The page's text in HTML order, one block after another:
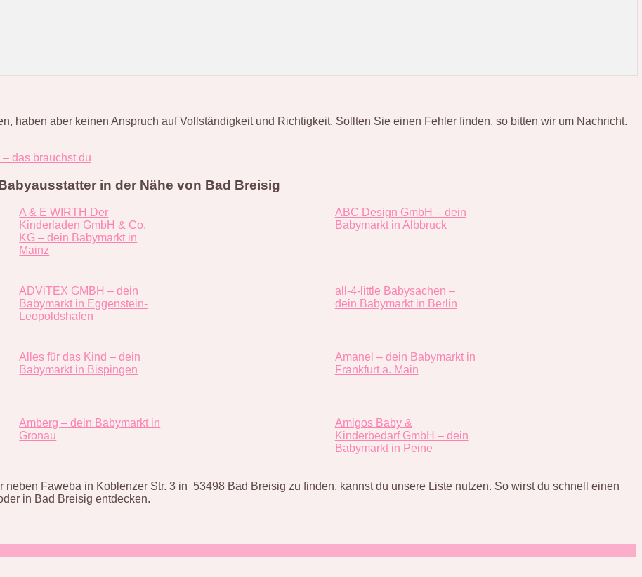
haben aber keinen Anspruch auf Vollständigkeit und Richtigkeit. Sollten Sie einen Fehler finden, so bitten wir um Nachricht.
das brauchst du
in der Nähe von Bad Breisig
A & E WIRTH Der
Kinderladen GmbH & Co.
KG – dein Babymarkt in
Mainz
ABC Design GmbH – dein
Babymarkt in Albbruck
ADViTEX GMBH – dein
Babymarkt in Eggenstein-
Leopoldshafen
all-4-little Babysachen –
dein Babymarkt in Berlin
Alles für das Kind – dein
Babymarkt in Bispingen
Amanel – dein Babymarkt in
Frankfurt a. Main
Amberg – dein Babymarkt in
Gronau
Amigos Baby &
Kinderbedarf GmbH – dein
Babymarkt in Peine
Faweba in Koblenzer Str. 3 in 53498 Bad Breisig zu finden, kannst du unsere Liste nutzen. So wirst du schnell einen
in Bad Breisig entdecken.